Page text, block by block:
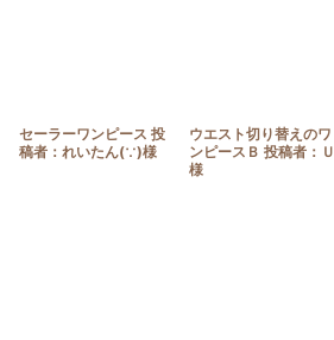
セーラーワンピース 投
稿者：れいたん(∵)様
ウエスト切り替えのワ
ンピースＢ 投稿者：Ｕ
様